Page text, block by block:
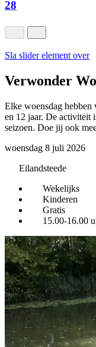
28
Sla slider element over
Verwonder
Elke woensdag
en 12 jaar. De activiteit
seizoen. Doe jij ook
woensdag 8 juli 2026
Eilandsteede
Wekelijks
Kinderen
Gratis
15.00-16.00